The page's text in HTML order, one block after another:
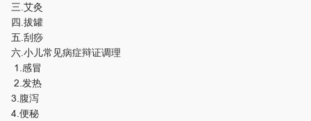
三.艾灸
四.拔罐
五.刮痧
六.小儿常见病症辩证调理
1.感冒
2.发热
3.腹泻
4.便秘